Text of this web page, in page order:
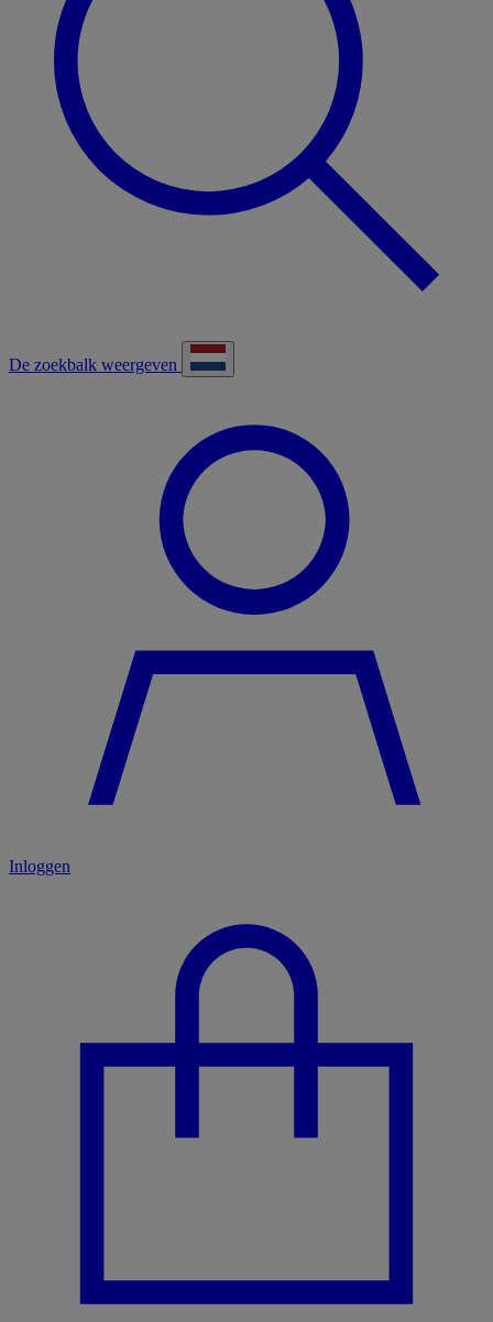
De zoekbalk weergeven
Inloggen